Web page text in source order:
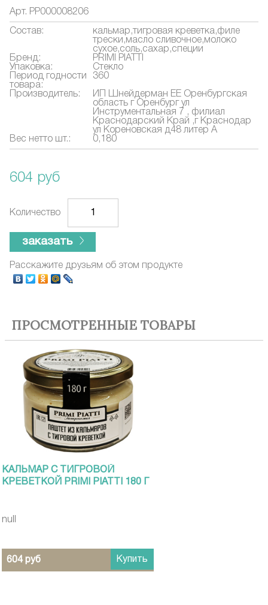
Арт. PP000008206
Состав:
кальмар,тигровая креветка,филе
трески,масло сливочное,молоко
сухое,соль,сахар,специи
Бренд:
PRIMI PIATTI
Упаковка:
Стекло
Период годности
товара:
360
Производитель:
ИП Шнейдерман ЕЕ Оренбургская
область г Оренбург ул
Инструментальная 7 , филиал
Краснодарский Край ,г Краснодар
ул Кореновская д48 литер А
Вес нетто шт.:
0,180
604 руб
Количество
заказать
Расскажите друзьям об этом продукте
ПРОСМОТРЕННЫЕ ТОВАРЫ
КАЛЬМАР С ТИГРОВОЙ
КРЕВЕТКОЙ PRIMI PIATТI 180 Г
null
604 руб Купить